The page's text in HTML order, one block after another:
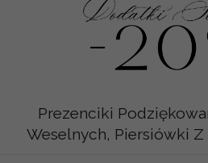
Prezenciki
Weselnych, Piersiówki Z